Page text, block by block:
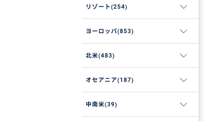
リゾート(254)
ヨーロッパ(853)
北米(483)
オセアニア(187)
中南米(39)